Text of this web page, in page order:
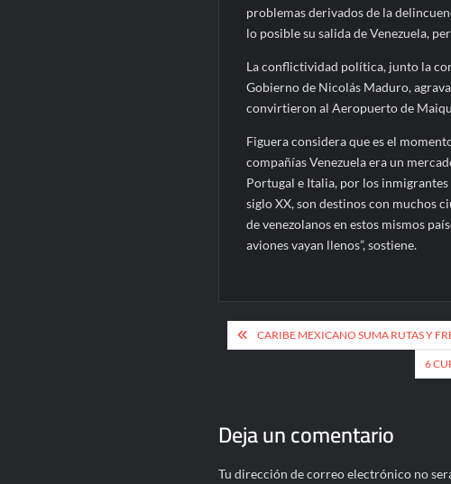
problemas derivados de la
lo posible su salida de Venezuela,
La conflictividad política, junto la
Gobierno de Nicolás Maduro,
convirtieron al Aeropuerto de
Figuera considera que es el
compañías Venezuela era un
Portugal e Italia, por los
siglo XX, son destinos con muchos
de venezolanos en estos mismos
aviones vayan llenos”, sostiene.
Navegación
de
CARIBE MEXICANO SUMA RUTAS Y
6
Deja un comentario
Tu dirección de correo electrónico no